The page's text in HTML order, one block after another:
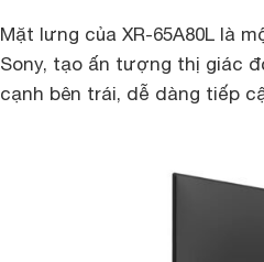
Mặt lưng của XR-65A80L là
Sony, tạo ấn tượng thị giác
cạnh bên trái, dễ dàng tiếp